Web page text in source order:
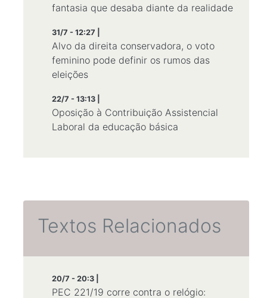
fantasia que desaba diante da realidade
31/7 - 12:27 |
Alvo da direita conservadora, o voto
feminino pode definir os rumos das
eleições
22/7 - 13:13 |
Oposição à Contribuição Assistencial
Laboral da educação básica
Textos Relacionados
20/7 - 20:3 |
PEC 221/19 corre contra o relógio: